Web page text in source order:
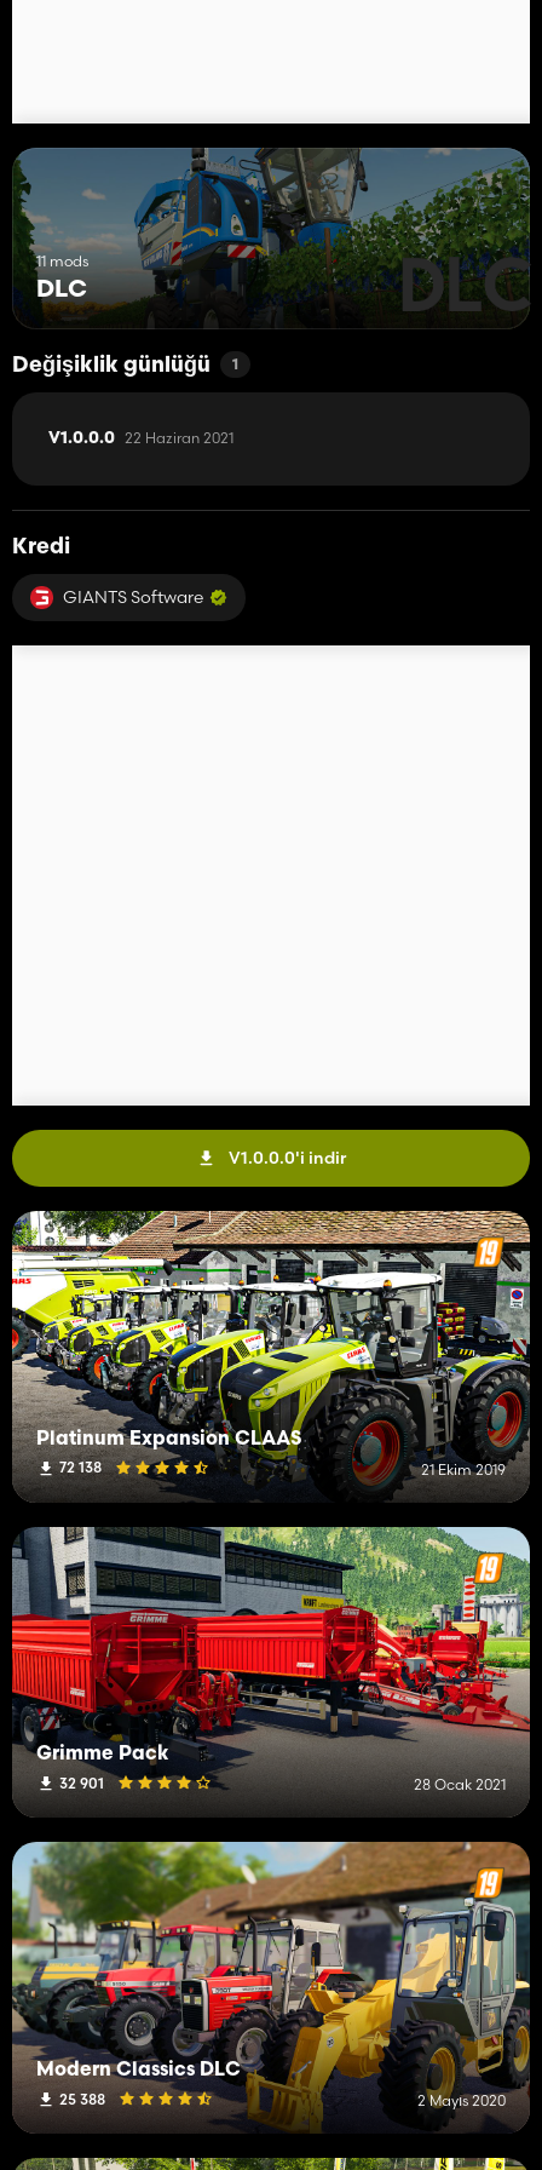
11 mods
DLC
Değişiklik günlüğü 1
V1.0.0.0 22 Haziran 2021
Kredi
GIANTS Software
V1.0.0.0'i indir
Platinum Expansion CLAAS
72 138 21 Ekim 2019
Grimme Pack
32 901 28 Ocak 2021
Modern Classics DLC
25 388 2 Mayıs 2020